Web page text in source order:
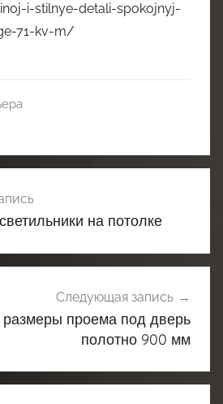
i-stilnye-detali-spokojnyj-
71-kv-m/
на потолке
Следующая запись
размеры проема под дверь
полотно 900 мм